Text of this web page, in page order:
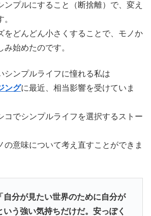
ンプルにすること（断捨離）で、変え
をどんどん小さくすることで、モノか
始めたのです。
シンプルライフに憧れる私は
ングに最近、相当影響を受けていま
コでシンプルライフを選択するストー
の意味について考え直すことができま
自分が見たい世界のために自分が
いう強い気持ちだけだ。安っぽく